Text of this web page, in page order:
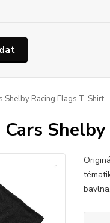
Shelby Racing Flags T-Shirt